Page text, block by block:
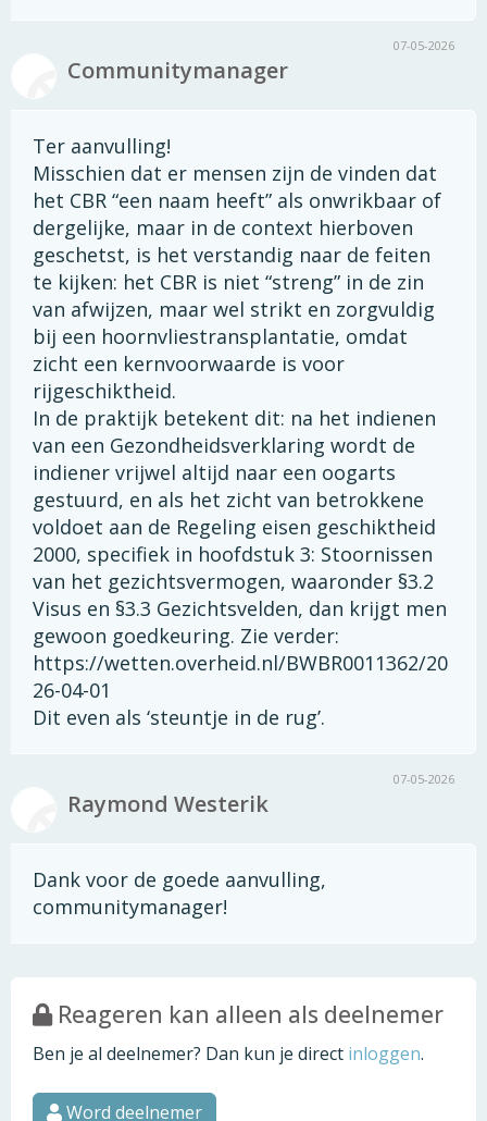
Communitymanager
07-05-2026
Ter aanvulling!
Misschien dat er mensen zijn de vinden dat
het CBR “een naam heeft” als onwrikbaar of
dergelijke, maar in de context hierboven
geschetst, is het verstandig naar de feiten
te kijken: het CBR is niet “streng” in de zin
van afwijzen, maar wel strikt en zorgvuldig
bij een hoornvliestransplantatie, omdat
zicht een kernvoorwaarde is voor
rijgeschiktheid.
In de praktijk betekent dit: na het indienen
van een Gezondheidsverklaring wordt de
indiener vrijwel altijd naar een oogarts
gestuurd, en als het zicht van betrokkene
voldoet aan de Regeling eisen geschiktheid
2000, specifiek in hoofdstuk 3: Stoornissen
van het gezichtsvermogen, waaronder §3.2
Visus en §3.3 Gezichtsvelden, dan krijgt men
gewoon goedkeuring. Zie verder:
https://wetten.overheid.nl/BWBR0011362/20
26-04-01
Dit even als ‘steuntje in de rug’.
Raymond Westerik
07-05-2026
Dank voor de goede aanvulling,
communitymanager!
Reageren kan alleen als deelnemer
Ben je al deelnemer? Dan kun je direct inloggen.
Word deelnemer